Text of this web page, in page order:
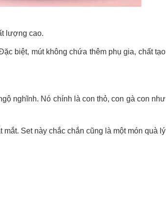
lượng cao.
biệt, mút không chứa thêm phụ gia, chất tạo
nghĩnh. Nó chính là con thỏ, con gà con như
Set này chắc chắn cũng là một món quà lý